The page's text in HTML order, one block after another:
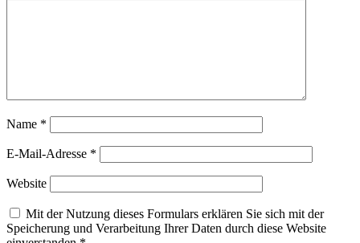
Name *
E-Mail-Adresse *
Website
Mit der Nutzung dieses Formulars erklären Sie sich mit der
Speicherung und Verarbeitung Ihrer Daten durch diese Website